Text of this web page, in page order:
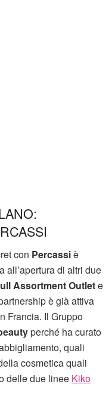
con Percassiè
all’apertura di altri due
Assortment Outlete
è già attiva
Francia. Il Gruppo
perché ha curato
quali
cosmetica quali
delle due linee Kiko